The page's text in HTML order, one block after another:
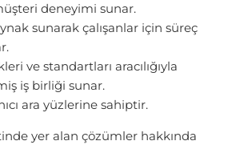
deneyimi sunar.
sunarak çalışanlar için süreç
ve standartları aracılığıyla
iş birliği sunar.
ara yüzlerine sahiptir.
yer alan çözümler hakkında